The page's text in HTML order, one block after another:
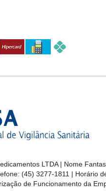
LTDA | Nome
(45) 3277-1811 | Horário
de Funcionamento da